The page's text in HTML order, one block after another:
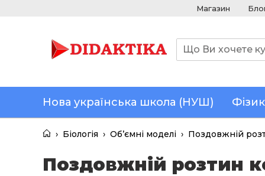
Магазин
Нова українська школа (НУШ)
› Біологія › Об’ємні моделі › Поздовжній
Поздовжній розтин